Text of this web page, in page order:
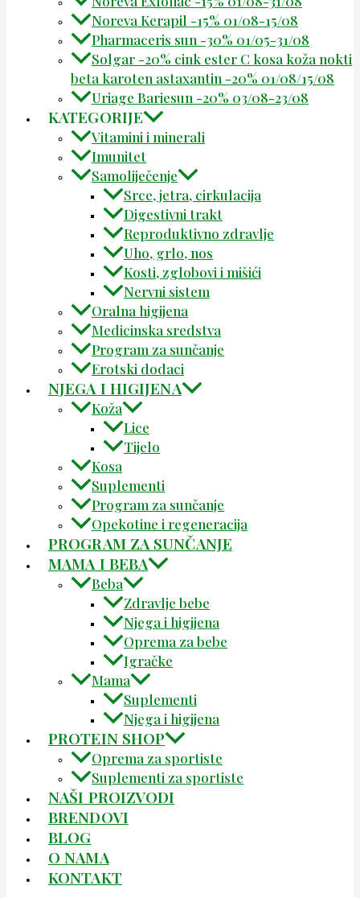
Noreva Kerapil -15% 01/08-15/08
Pharmaceris sun -30% 01/05-31/08
Solgar -20% cink ester C kosa koža nokti
beta karoten astaxantin -20% 01/08/15/08
Uriage Bariesun -20% 03/08-23/08
KATEGORIJE
Vitamini i minerali
Imunitet
Samoliječenje
Srce, jetra, cirkulacija
Digestivni trakt
Reproduktivno zdravlje
Uho, grlo, nos
Kosti, zglobovi i mišići
Nervni sistem
Oralna higijena
Medicinska sredstva
Program za sunčanje
Erotski dodaci
NJEGA I HIGIJENA
Koža
Lice
Tijelo
Kosa
Suplementi
Program za sunčanje
Opekotine i regeneracija
PROGRAM ZA SUNČANJE
MAMA I BEBA
Beba
Zdravlje bebe
Njega i higijena
Oprema za bebe
Igračke
Mama
Suplementi
Njega i higijena
PROTEIN SHOP
Oprema za sportiste
Suplementi za sportiste
NAŠI PROIZVODI
BRENDOVI
BLOG
O NAMA
KONTAKT